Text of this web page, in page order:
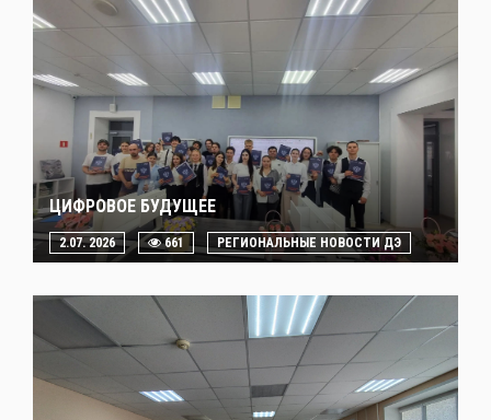
ЦИФРОВОЕ БУДУЩЕЕ
2.07. 2026 661 РЕГИОНАЛЬНЫЕ НОВОСТИ ДЭ